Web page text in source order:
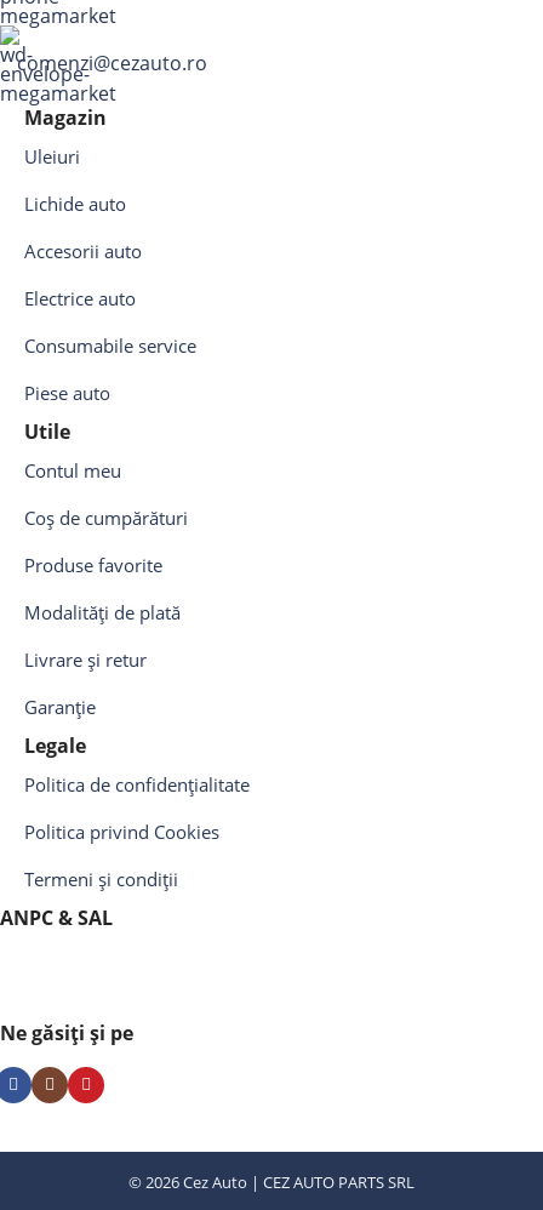
comenzi@cezauto.ro
Magazin
Uleiuri
Lichide auto
Accesorii auto
Electrice auto
Consumabile service
Piese auto
Utile
Contul meu
Coș de cumpărături
Produse favorite
Modalități de plată
Livrare și retur
Garanție
Legale
Politica de confidențialitate
Politica privind Cookies
Termeni și condiții
ANPC & SAL
Ne găsiți și pe
© 2026 Cez Auto | CEZ AUTO PARTS SRL